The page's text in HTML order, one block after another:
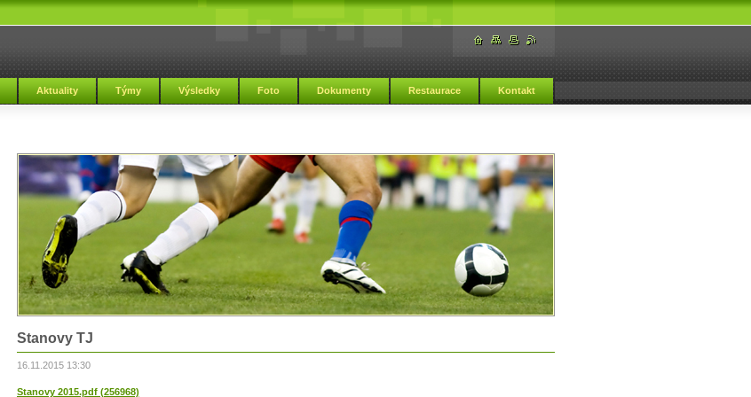
Aktuality Týmy Výsledky Foto Dokumenty Restaurace Kontakt
Stanovy TJ
16.11.2015 13:30
Stanovy 2015.pdf (256968)